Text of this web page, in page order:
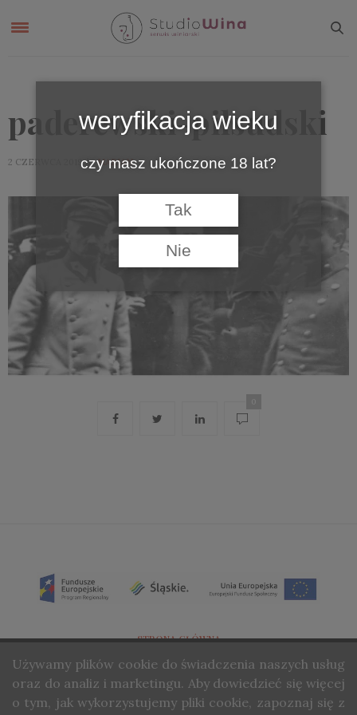
paderewski-pilsudski
2 CZERWCA 2019 by MARIAN
STRONA GŁÓWNA
O NAS
KONTAKT
weryfikacja wieku
czy masz ukończone 18 lat?
Tak
Nie
Używamy plików cookie do świadczenia naszych usług
oraz do analiz i marketingu. Aby dowiedzieć się więcej
o tym, jak wykorzystujemy pliki cookie, zapoznaj się z